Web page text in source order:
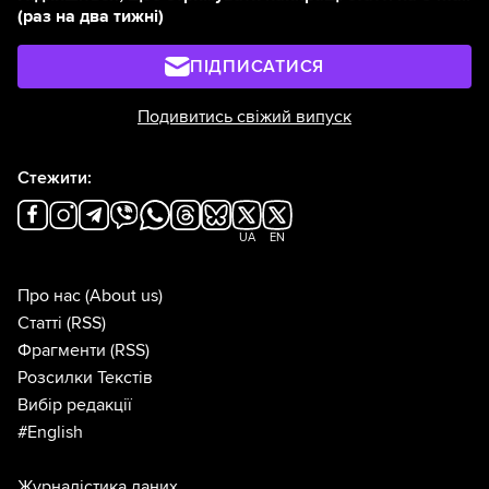
(раз на два тижні)
ПІДПИСАТИСЯ
Подивитись свіжий випуск
Стежити:
UA EN
Про нас (About us)
Статті (RSS)
Фрагменти (RSS)
Розсилки Текстів
Вибір редакції
#English